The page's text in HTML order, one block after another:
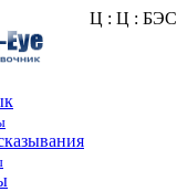
Ц : Ц : БЭС